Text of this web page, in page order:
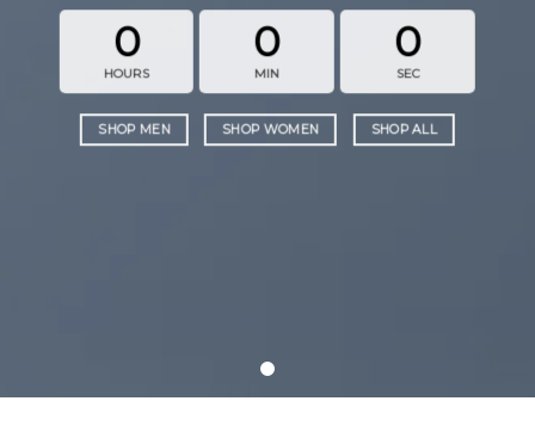
0
HOURS
0
MIN
0
SEC
SHOP MEN SHOP WOMEN SHOP ALL